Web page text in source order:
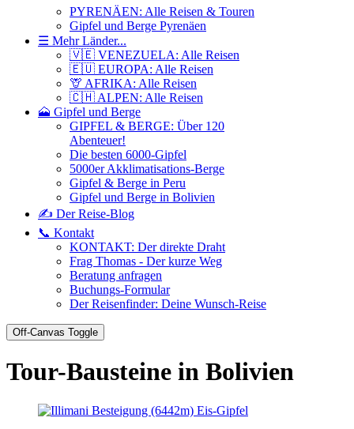
PYRENÄEN: Alle Reisen & Touren
Gipfel und Berge Pyrenäen
☰ Mehr Länder...
🇻🇪 VENEZUELA: Alle Reisen
🇪🇺 EUROPA: Alle Reisen
🦒 AFRIKA: Alle Reisen
🇨🇭 ALPEN: Alle Reisen
🗻 Gipfel und Berge
GIPFEL & BERGE: Über 120
Abenteuer!
Die besten 6000-Gipfel
5000er Akklimatisations-Berge
Gipfel & Berge in Peru
Gipfel und Berge in Bolivien
✍️ Der Reise-Blog
📞 Kontakt
KONTAKT: Der direkte Draht
Frag Thomas - Der kurze Weg
Beratung anfragen
Buchungs-Formular
Der Reisenfinder: Deine Wunsch-Reise
Off-Canvas Toggle
Tour-Bausteine in Bolivien